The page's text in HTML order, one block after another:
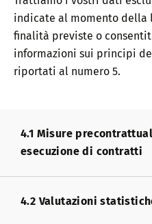
indicate al momento della
finalità previste o
informazioni sui principi
riportati al numero 5.
4.1 Misure
esecuzione di contratti
4.2 Valutazioni